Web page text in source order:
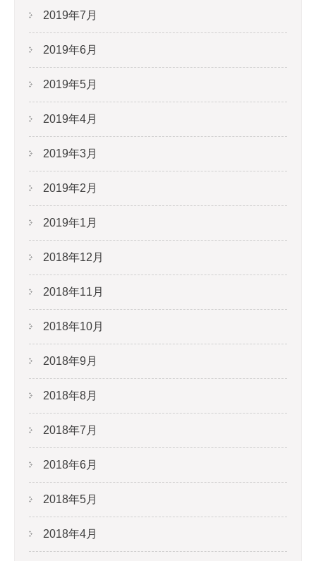
2019年7月
2019年6月
2019年5月
2019年4月
2019年3月
2019年2月
2019年1月
2018年12月
2018年11月
2018年10月
2018年9月
2018年8月
2018年7月
2018年6月
2018年5月
2018年4月